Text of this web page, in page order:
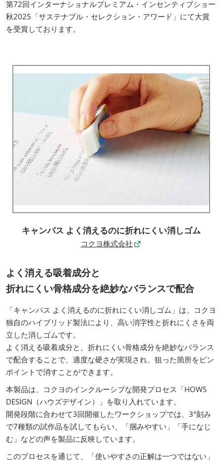
第72回インターナショナルプレミアム・インセンティブショー
秋2025「サステナブル・セレクション・アワード」にて大賞
を受賞しております。
キャンパス よく消えるのに折れにくい消しゴム
コクヨ株式会社
よく消える吸着成分と
折れにくい骨格成分を絶妙なバランスで配合
「キャンパス よく消えるのに折れにくい消しゴム」は、コクヨ
独自のハイブリッド製法により、高い消字性と折れにくさを両
立した消しゴムです。
よく消える吸着成分と、折れにくい骨格成分を絶妙なバランス
で配合することで、適度な硬さが実現され、狙った箇所をピン
ポイントで消すことができます。
本製品は、コクヨのインクルーシブな開発プロセス「HOWS
DESIGN（ハウズデザイン）」を取り入れています。
開発段階に合わせて3回開催したワークショップでは、3°刻み
で7種類の試作品を試してもらい、「掴みやすい」「手になじ
む」などの声を製品に反映しています。
このプロセスを通じて、「使いやすさの正解は一つではない」